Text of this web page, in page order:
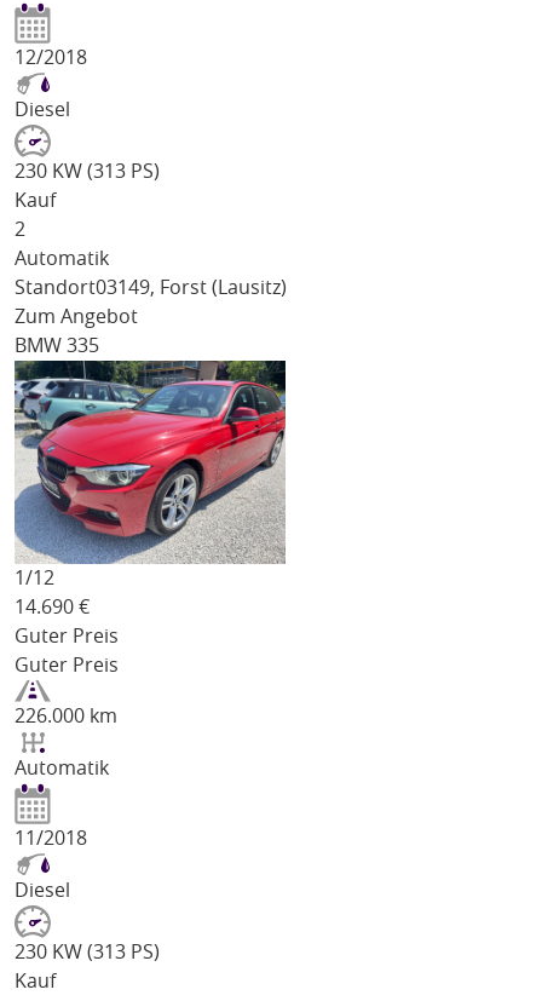
12/2018
Diesel
230 KW (313 PS)
Kauf
2
Automatik
Standort03149, Forst (Lausitz)
Zum Angebot
BMW 335
1/12
14.690 €
Guter Preis
Guter Preis
226.000 km
Automatik
11/2018
Diesel
230 KW (313 PS)
Kauf